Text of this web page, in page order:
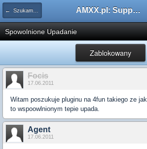
← Szukam pluginu AMXX.pl: Support AMX Mod X i SourceMod
Spowolnione Upadanie
Zablokowany
Focis
17.06.2011
Witam poszukuje pluginu na 4fun takiego ze
to wspoowlnionym tepie upada.
Agent
17.06.2011